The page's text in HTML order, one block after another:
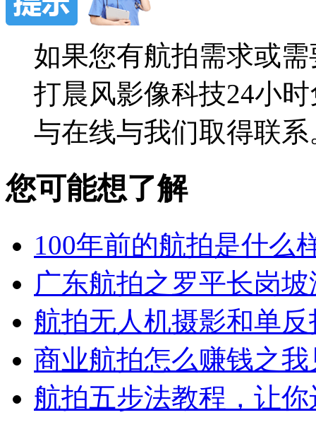
如果您有航拍需求或
打晨风影像科技24小
与在线与我们取得联系
您可能想了解
100年前的航拍是什么
广东航拍之罗平长岗
航拍无人机摄影和单
商业航拍怎么赚钱之我
航拍五步法教程，让